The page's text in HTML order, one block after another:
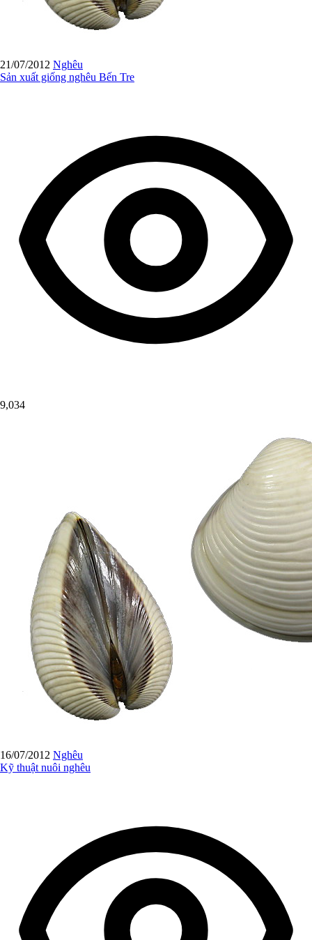
21/07/2012 Nghêu
Sản xuất giống nghêu Bến Tre
9,034
16/07/2012 Nghêu
Kỹ thuật nuôi nghêu